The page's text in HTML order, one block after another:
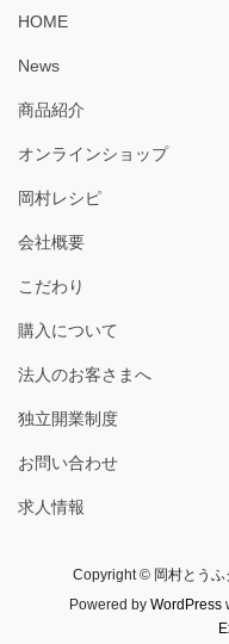
HOME
News
商品紹介
オンラインショップ
岡村レシピ
会社概要
こだわり
購入について
法人のお客さまへ
独立開業制度
お問い合わせ
求人情報
Copyright © 岡村とうふ
Powered by WordPress